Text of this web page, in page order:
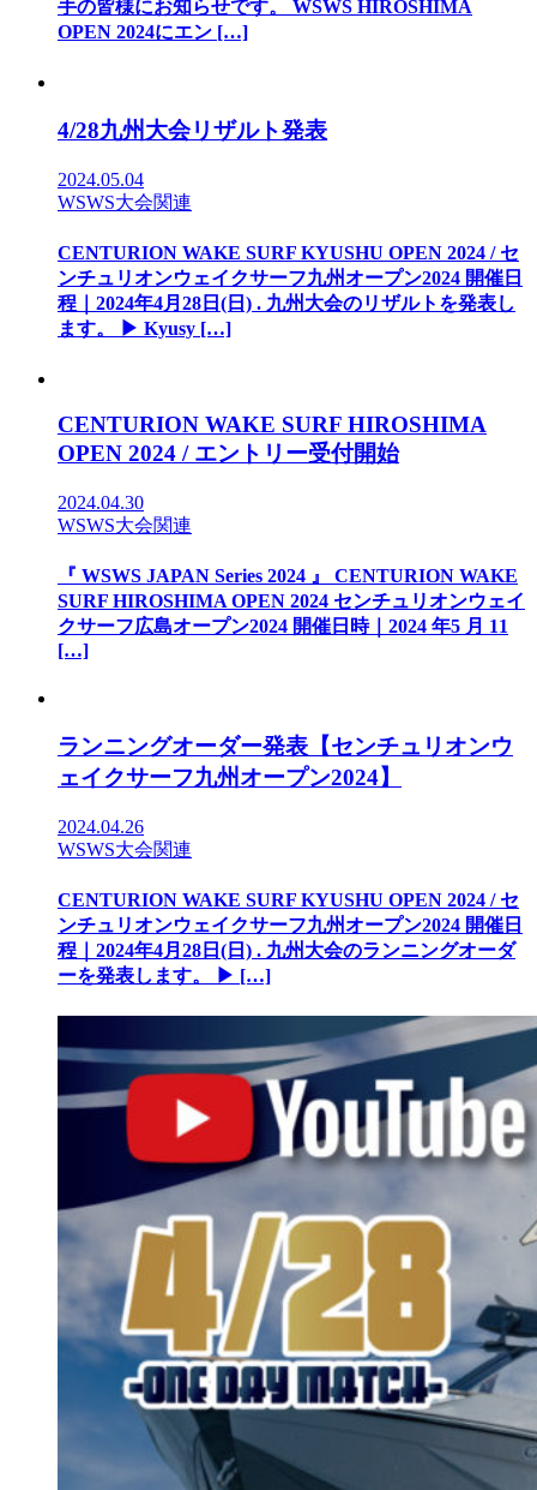
手の皆様にお知らせです。 WSWS HIROSHIMA
OPEN 2024にエン […]
4/28九州大会リザルト発表
2024.05.04
WSWS大会関連
CENTURION WAKE SURF KYUSHU OPEN 2024 / セ
ンチュリオンウェイクサーフ九州オープン2024 開催日
程｜2024年4月28日(日) . 九州大会のリザルトを発表し
ます。 ▶︎ Kyusy […]
CENTURION WAKE SURF HIROSHIMA
OPEN 2024 / エントリー受付開始
2024.04.30
WSWS大会関連
『 WSWS JAPAN Series 2024 』 CENTURION WAKE
SURF HIROSHIMA OPEN 2024 センチュリオンウェイ
クサーフ広島オープン2024 開催日時｜2024 年5 月 11
[…]
ランニングオーダー発表【センチュリオンウ
ェイクサーフ九州オープン2024】
2024.04.26
WSWS大会関連
CENTURION WAKE SURF KYUSHU OPEN 2024 / セ
ンチュリオンウェイクサーフ九州オープン2024 開催日
程｜2024年4月28日(日) . 九州大会のランニングオーダ
ーを発表します。 ▶︎ […]